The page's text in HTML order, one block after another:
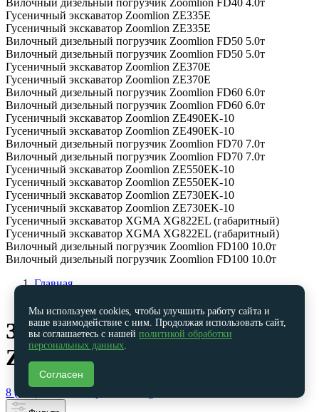
Вилочный дизельный погрузчик Zoomlion FD40 4.0т
Гусеничный экскаватор Zoomlion ZE335E
Гусеничный экскаватор Zoomlion ZE335E
Вилочный дизельный погрузчик Zoomlion FD50 5.0т
Вилочный дизельный погрузчик Zoomlion FD50 5.0т
Гусеничный экскаватор Zoomlion ZE370E
Гусеничный экскаватор Zoomlion ZE370E
Вилочный дизельный погрузчик Zoomlion FD60 6.0т
Вилочный дизельный погрузчик Zoomlion FD60 6.0т
Гусеничный экскаватор Zoomlion ZE490EK-10
Гусеничный экскаватор Zoomlion ZE490EK-10
Вилочный дизельный погрузчик Zoomlion FD70 7.0т
Вилочный дизельный погрузчик Zoomlion FD70 7.0т
Гусеничный экскаватор Zoomlion ZE550EK-10
Гусеничный экскаватор Zoomlion ZE550EK-10
Гусеничный экскаватор Zoomlion ZE730EK-10
Гусеничный экскаватор Zoomlion ZE730EK-10
Гусеничный экскаватор XGMA XG822EL (габаритный)
Гусеничный экскаватор XGMA XG822EL (габаритный)
Вилочный дизельный погрузчик Zoomlion FD100 10.0т
Вилочный дизельный погрузчик Zoomlion FD100 10.0т
Главная
Запчасти на технику
Zoomlion
8 (391) 205-01-10
Мы используем cookies, чтобы улучшить работу сайта и
ваше взаимодействие с ним. Продолжая использовать сайт,
вы соглашаетесь с нашей политикой обработки
персональных данных.
Согласен